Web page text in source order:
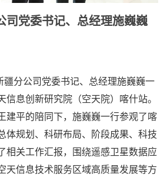
司党委书记、总经理施巍巍
疆分公司党委书记、总经理施巍巍一
信息创新研究院（空天院）喀什站。
建平的陪同下，施巍巍一行参观了喀
体规划、科研布局、阶段成果、科技
相关工作汇报，围绕遥感卫星数据应
天信息技术服务区域高质量发展等方